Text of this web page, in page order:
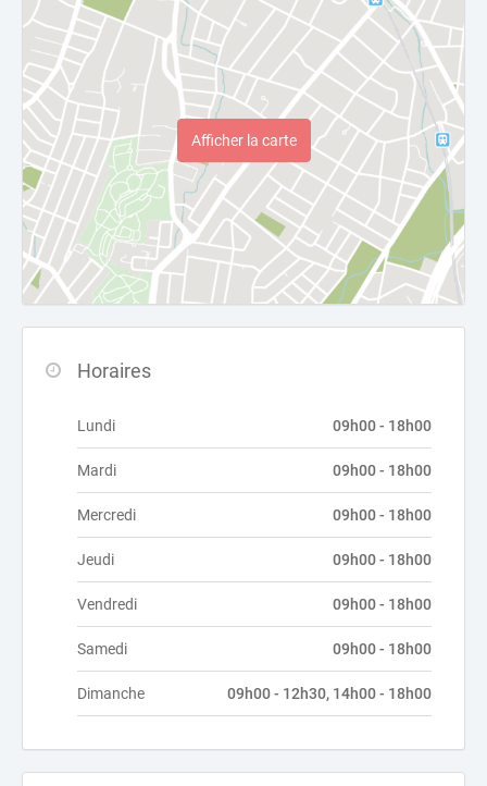
Afficher la carte
Horaires
Lundi 09h00 - 18h00
Mardi 09h00 - 18h00
Mercredi 09h00 - 18h00
Jeudi 09h00 - 18h00
Vendredi 09h00 - 18h00
Samedi 09h00 - 18h00
Dimanche 09h00 - 12h30, 14h00 - 18h00